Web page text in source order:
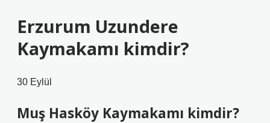
Erzurum Uzundere
Kaymakamı kimdir?
30 Eylül
Muş Hasköy Kaymakamı kimdir?